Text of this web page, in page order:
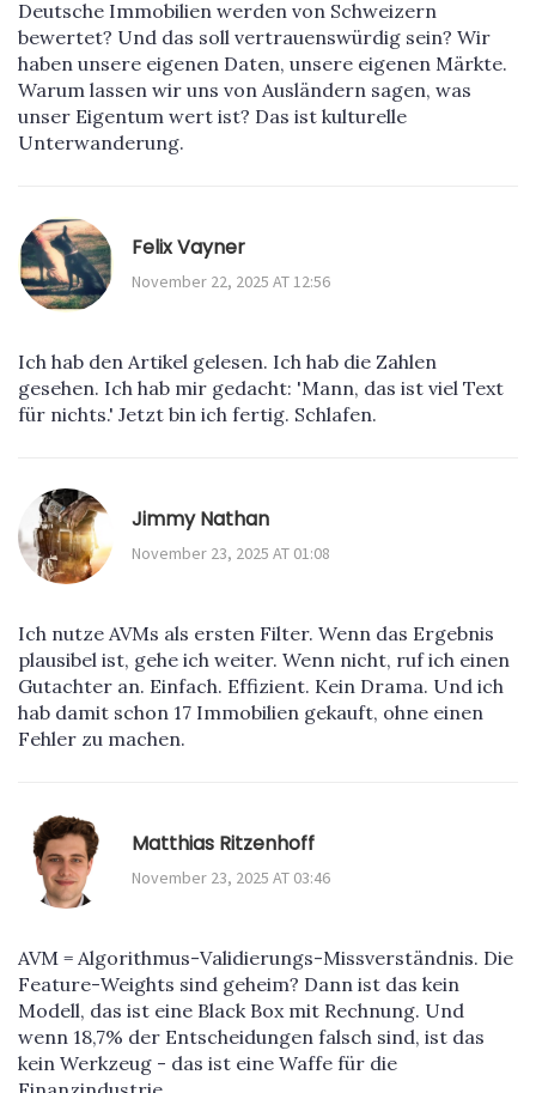
Deutsche Immobilien werden von Schweizern
bewertet? Und das soll vertrauenswürdig sein? Wir
haben unsere eigenen Daten, unsere eigenen Märkte.
Warum lassen wir uns von Ausländern sagen, was
unser Eigentum wert ist? Das ist kulturelle
Unterwanderung.
Felix Vayner
November 22, 2025 AT 12:56
Ich hab den Artikel gelesen. Ich hab die Zahlen
gesehen. Ich hab mir gedacht: 'Mann, das ist viel Text
für nichts.' Jetzt bin ich fertig. Schlafen.
Jimmy Nathan
November 23, 2025 AT 01:08
Ich nutze AVMs als ersten Filter. Wenn das Ergebnis
plausibel ist, gehe ich weiter. Wenn nicht, ruf ich einen
Gutachter an. Einfach. Effizient. Kein Drama. Und ich
hab damit schon 17 Immobilien gekauft, ohne einen
Fehler zu machen.
Matthias Ritzenhoff
November 23, 2025 AT 03:46
AVM = Algorithmus-Validierungs-Missverständnis. Die
Feature-Weights sind geheim? Dann ist das kein
Modell, das ist eine Black Box mit Rechnung. Und
wenn 18,7% der Entscheidungen falsch sind, ist das
kein Werkzeug - das ist eine Waffe für die